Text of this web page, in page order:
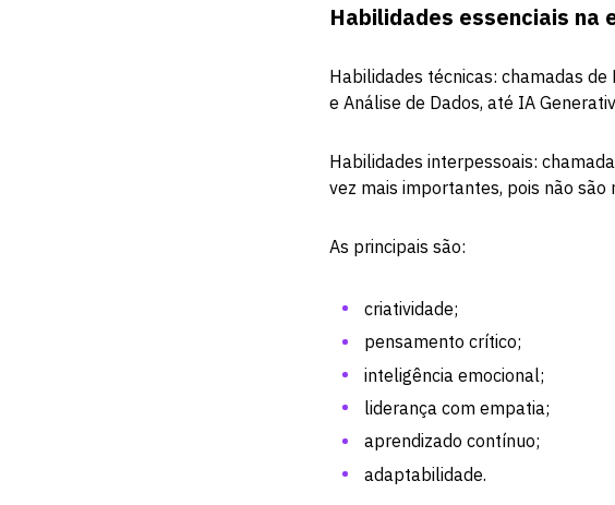
Habilidades essenciais na
Habilidades técnicas: chamadas
e Análise de Dados, até IA
Habilidades interpessoais:
vez mais importantes, pois não são
As principais são:
criatividade;
pensamento crítico;
inteligência emocional;
liderança com empatia;
aprendizado contínuo;
adaptabilidade.